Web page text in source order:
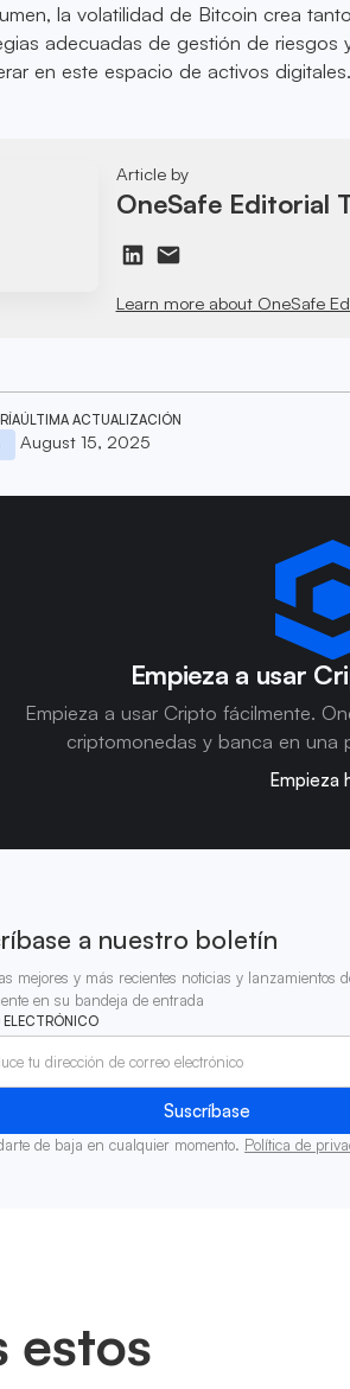
la volatilidad de Bitcoin crea
adecuadas de gestión de riesgos
en este espacio de activos digitales.
Article by
OneSafe Editorial
Learn more about OneSafe
ÚLTIMA ACTUALIZACIÓN
August 15, 2025
Empieza a usar
Empieza a usar Cripto fácilmente.
criptomonedas y banca en una
Empieza
a nuestro boletín
mejores y más recientes noticias y lanzamientos
en su bandeja de entrada
ELECTRÓNICO
de baja en cualquier momento. Política de
estos